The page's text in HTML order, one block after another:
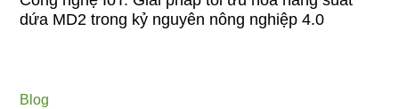
dứa MD2 trong kỷ nguyên nông nghiệp 4.0
Blog